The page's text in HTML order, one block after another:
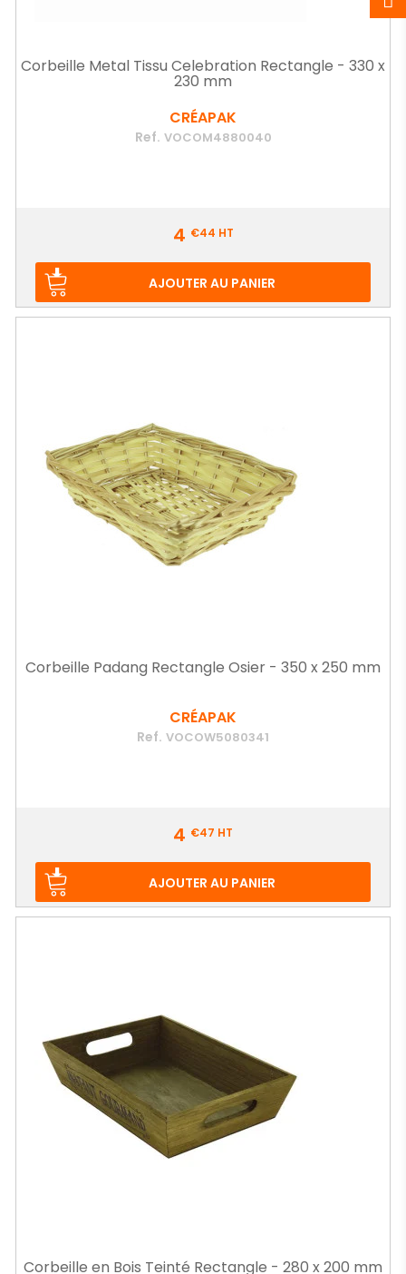
Corbeille Metal Tissu Celebration Rectangle - 330 x
230 mm
CRÉAPAK
Ref. VOCOM4880040
4 €44 HT
AJOUTER AU PANIER
Corbeille Padang Rectangle Osier - 350 x 250 mm
CRÉAPAK
Ref. VOCOW5080341
4 €47 HT
AJOUTER AU PANIER
Corbeille en Bois Teinté Rectangle - 280 x 200 mm